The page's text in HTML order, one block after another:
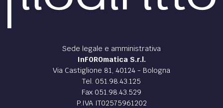
Sede legale e amministrativa
InFOROmatica S.r.l.
Via Castiglione 81, 40124 - Bologna
Tel. 051.98.43.125
Fax 051.98.43.529
P.IVA IT02575961202